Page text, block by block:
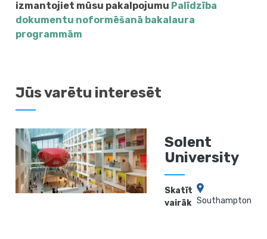
izmantojiet mūsu pakalpojumu Palīdzība
dokumentu noformēšanā bakalaura
programmām
Jūs varētu interesēt
Solent
University
Skatīt
vairāk Southampton